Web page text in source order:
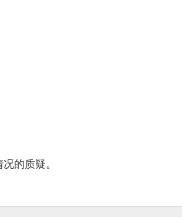
的质疑。